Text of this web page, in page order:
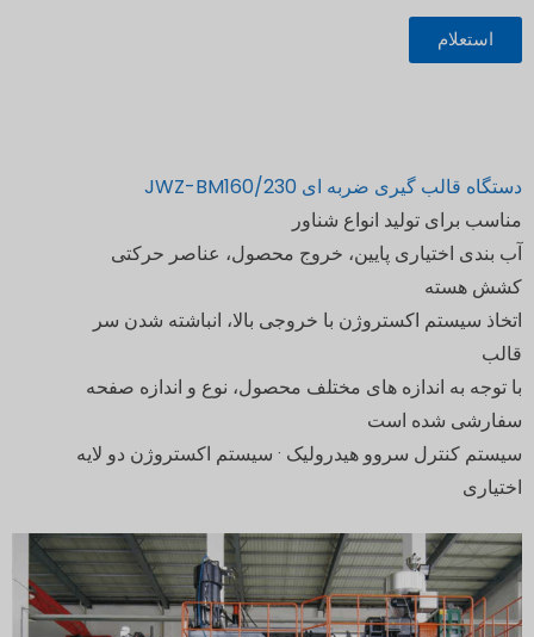
استعلام
دستگاه قالب گیری ضربه ای JWZ-BM160/230
مناسب برای تولید انواع شناور
آب بندی اختیاری پایین، خروج محصول، عناصر حرکتی
کشش هسته
اتخاذ سیستم اکستروژن با خروجی بالا، انباشته شدن سر
قالب
با توجه به اندازه های مختلف محصول، نوع و اندازه صفحه
سفارشی شده است
سیستم کنترل سروو هیدرولیک · سیستم اکستروژن دو لایه
اختیاری